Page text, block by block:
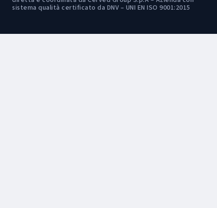
sistema qualità certificato da DNV – UNI EN ISO 9001:2015